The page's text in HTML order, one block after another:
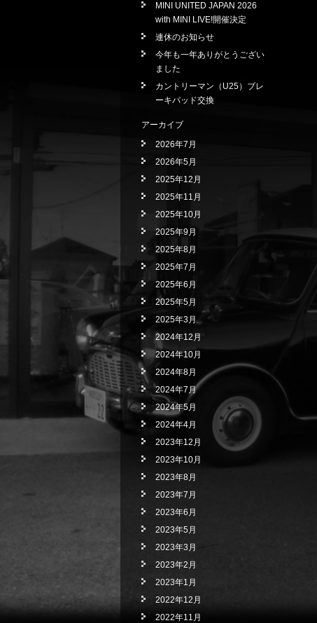
MINI UNITED JAPAN 2026
with MINI LIVE!開催決定
連休のお知らせ
今年も一年ありがとうござい
ました
カントリーマン（U25）ブレ
ーキパッド交換
アーカイブ
2026年7月
2026年5月
2025年12月
2025年11月
2025年10月
2025年9月
2025年8月
2025年7月
2025年6月
2025年5月
2025年3月
2024年12月
2024年10月
2024年8月
2024年7月
2024年5月
2024年4月
2023年12月
2023年10月
2023年8月
2023年7月
2023年6月
2023年5月
2023年3月
2023年2月
2023年1月
2022年12月
2022年11月